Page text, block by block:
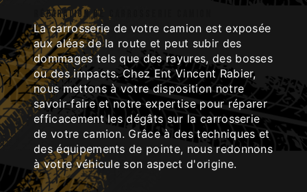
Réparation de carrosserie camion
La carrosserie de votre camion est exposée
aux aléas de la route et peut subir des
dommages tels que des rayures, des bosses
ou des impacts. Chez Ent Vincent Rabier,
nous mettons à votre disposition notre
savoir-faire et notre expertise pour réparer
efficacement les dégâts sur la carrosserie
de votre camion. Grâce à des techniques et
des équipements de pointe, nous redonnons
à votre véhicule son aspect d'origine.